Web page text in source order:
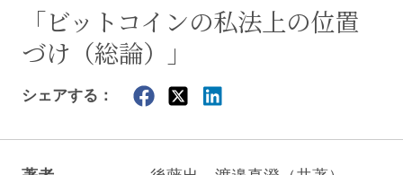
「ビットコインの私法上の位置
づけ（総論）」
シェアする：